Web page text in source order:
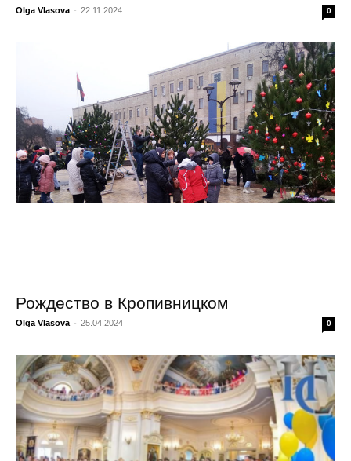
Olga Vlasova - 22.11.2024 0
Рождество в Кропивницком
Olga Vlasova - 25.04.2024 0